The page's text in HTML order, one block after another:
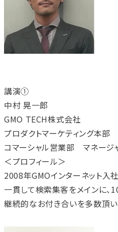
講演①
中村 晃一郎
GMO TECH株式会社
プロダクトマーケティング本部
コマーシャル営業部 マネージ
＜プロフィール＞
2008年GMOインターネット入
一貫して検索集客をメインに、
継続的なお付き合いを多数頂い